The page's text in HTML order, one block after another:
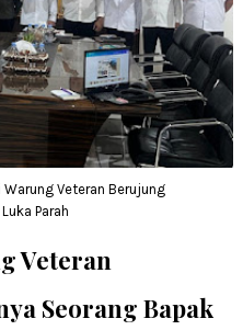
Warung Veteran Berujung
Parah
Veteran
Seorang Bapak